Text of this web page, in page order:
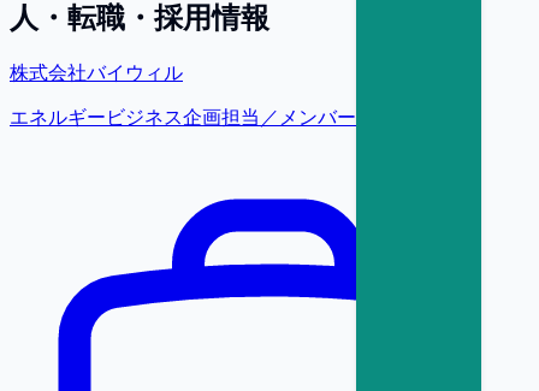
人・転職・採用情報
株式会社バイウィル
エネルギービジネス企画担当／メンバークラス